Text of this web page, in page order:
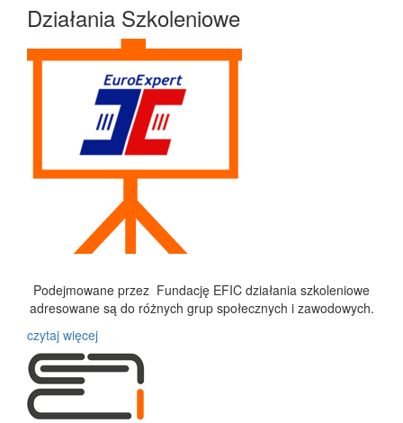
Działania Szkoleniowe
Podejmowane przez Fundację EFIC działania szkoleniowe
adresowane są do różnych grup społecznych i zawodowych.
czytaj więcej